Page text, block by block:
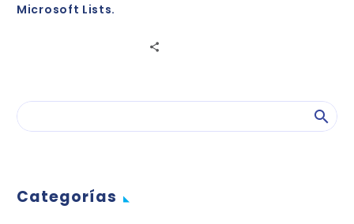
Microsoft Lists.
Categorías